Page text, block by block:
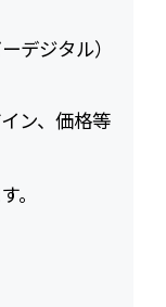
デジタル）
ン、価格等
。